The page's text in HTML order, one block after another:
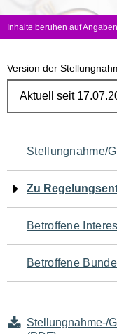
Inhalte beruhen auf
Version der
Navigation
für
den
Stellungnahme/
Zu
Betroffene
Betroffene
Stellungnahme-/